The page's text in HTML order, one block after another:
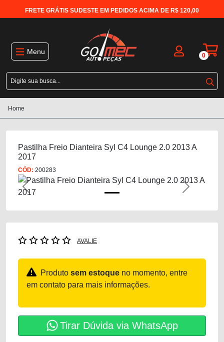
FRETE GRÁTIS SUDESTE EM PEDIDOS ACIMA DE R$ 120,00
Menu 0
Home
Pastilha Freio Dianteira Syl C4 Lounge 2.0 2013 A
2017
CÓD: 200283
Previous Next
AVALIE
Produto sem estoque no momento, entre
em contato para mais informações.
Tirar Dúvida via WhatsApp